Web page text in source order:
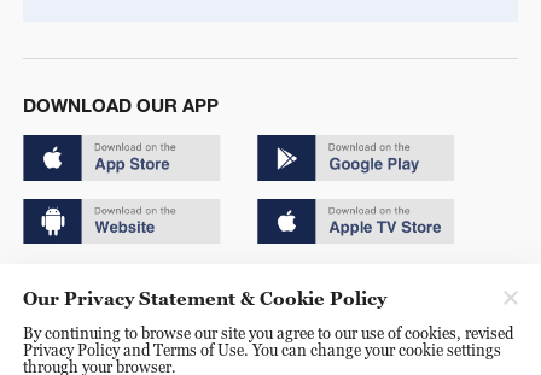
DOWNLOAD OUR APP
京ICP备20000184号
京公网安备 11010502050052号
Our Privacy Statement & Cookie Policy
By continuing to browse our site you agree to our use of cookies, revised
Privacy Policy and Terms of Use. You can change your cookie settings
through your browser.